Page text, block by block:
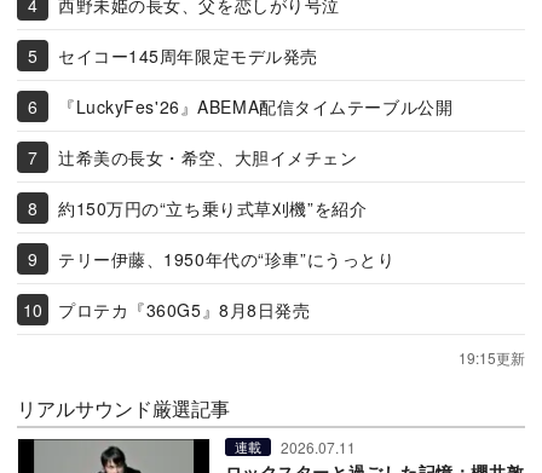
セイコー145周年限定モデル発売
『LuckyFes'26』ABEMA配信タイムテーブル公開
辻希美の長女・希空、大胆イメチェン
約150万円の“立ち乗り式草刈機”を紹介
テリー伊藤、1950年代の“珍車”にうっとり
プロテカ『360G5』8月8日発売
19:15更新
リアルサウンド厳選記事
連載 2026.07.11